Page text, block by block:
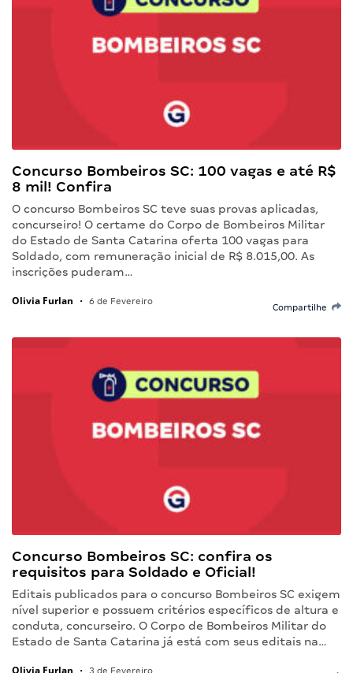
Concurso Bombeiros SC: 100 vagas e até R$
8 mil! Confira
O concurso Bombeiros SC teve suas provas aplicadas,
concurseiro! O certame do Corpo de Bombeiros Militar
do Estado de Santa Catarina oferta 100 vagas para
Soldado, com remuneração inicial de R$ 8.015,00. As
inscrições puderam…
Olivia Furlan • 6 de Fevereiro
Compartilhe
Concurso Bombeiros SC: confira os
requisitos para Soldado e Oficial!
Editais publicados para o concurso Bombeiros SC exigem
nível superior e possuem critérios específicos de altura e
conduta, concurseiro. O Corpo de Bombeiros Militar do
Estado de Santa Catarina já está com seus editais na…
Olivia Furlan • 3 de Fevereiro